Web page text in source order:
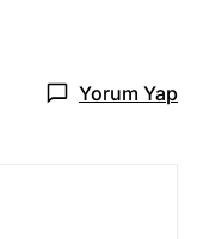
Yorum Yap